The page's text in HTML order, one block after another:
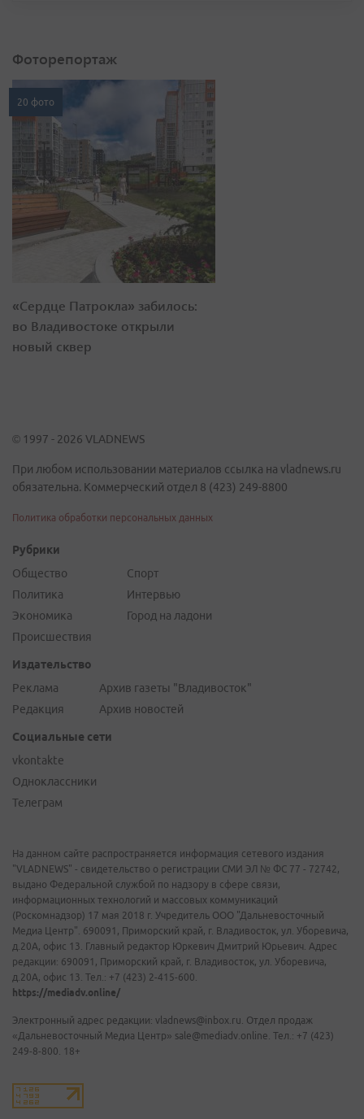
Фоторепортаж
20 фото
«Сердце Патрокла» забилось:
во Владивостоке открыли
новый сквер
© 1997 - 2026 VLADNEWS
При любом использовании материалов ссылка на vladnews.ru
обязательна. Коммерческий отдел 8 (423) 249-8800
Политика обработки персональных данных
Рубрики
Общество
Политика
Экономика
Происшествия
Спорт
Интервью
Город на ладони
Издательство
Реклама
Редакция
Архив газеты "Владивосток"
Архив новостей
Социальные сети
vkontakte
Одноклассники
Телеграм
На данном сайте распространяется информация сетевого издания
"VLADNEWS" - свидетельство о регистрации СМИ ЭЛ № ФС 77 - 72742,
выдано Федеральной службой по надзору в сфере связи,
информационных технологий и массовых коммуникаций
(Роскомнадзор) 17 мая 2018 г. Учредитель ООО "Дальневосточный
Медиа Центр". 690091, Приморский край, г. Владивосток, ул. Уборевича,
д.20А, офис 13. Главный редактор Юркевич Дмитрий Юрьевич. Адрес
редакции: 690091, Приморский край, г. Владивосток, ул. Уборевича,
д.20А, офис 13. Тел.: +7 (423) 2-415-600.
https://mediadv.online/
Электронный адрес редакции: vladnews@inbox.ru. Отдел продаж
«Дальневосточный Медиа Центр» sale@mediadv.online. Тел.: +7 (423)
249-8-800. 18+